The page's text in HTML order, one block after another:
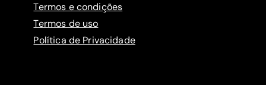
Termos e condições
Termos de uso
Política de Privacidade